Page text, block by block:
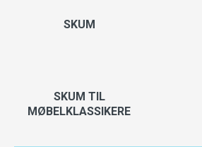
SKUM
SKUM TIL
MØBELKLASSIKERE